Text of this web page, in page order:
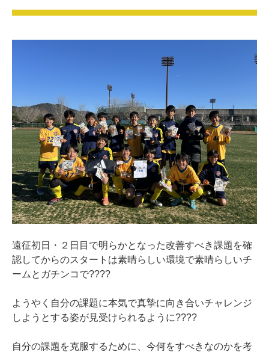
遠征初日・２日目で明らかとなった改善すべき課題を確
認してからのスタートは素晴らしい環境で素晴らしいチ
ームとガチンコで????
ようやく自分の課題に本気で真摯に向き合いチャレンジ
しようとする姿が見受けられるように????
自分の課題を克服するために、今何をすべきなのかを考